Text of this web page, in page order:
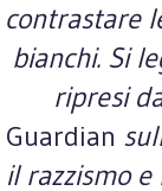
contrastare
bianchi. Si
ripresi
Guardian
il razzismo